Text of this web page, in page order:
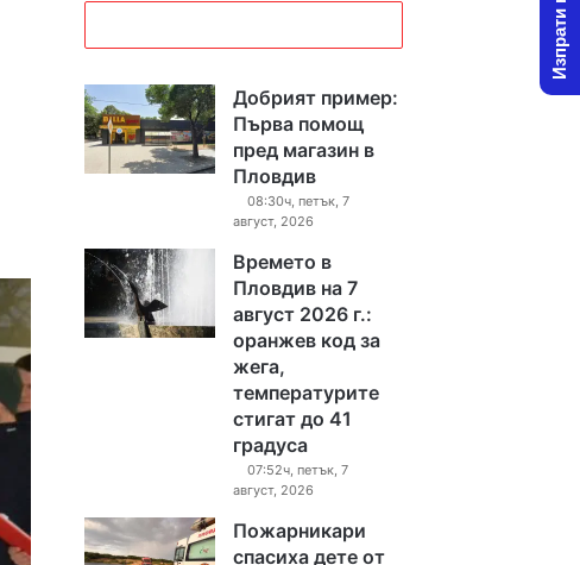
Добрият пример:
Първа помощ
пред магазин в
Пловдив
08:30ч, петък, 7
август, 2026
Времето в
Пловдив на 7
август 2026 г.:
оранжев код за
жега,
температурите
стигат до 41
градуса
07:52ч, петък, 7
август, 2026
Пожарникари
спасиха дете от